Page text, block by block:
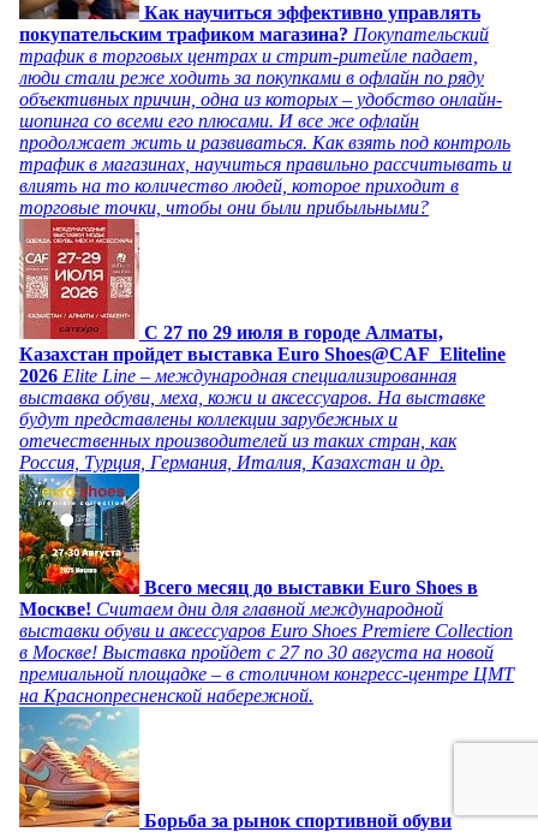
Как научиться эффективно управлять
покупательским трафиком магазина? Покупательский
трафик в торговых центрах и стрит-ритейле падает,
люди стали реже ходить за покупками в офлайн по ряду
объективных причин, одна из которых – удобство онлайн-
шопинга со всеми его плюсами. И все же офлайн
продолжает жить и развиваться. Как взять под контроль
трафик в магазинах, научиться правильно рассчитывать и
влиять на то количество людей, которое приходит в
торговые точки, чтобы они были прибыльными?
C 27 по 29 июля в городе Алматы,
Казахстан пройдет выставка Euro Shoes@CAF_Eliteline
2026 Elite Line – международная специализированная
выставка обуви, меха, кожи и аксессуаров. На выставке
будут представлены коллекции зарубежных и
отечественных производителей из таких стран, как
Россия, Турция, Германия, Италия, Казахстан и др.
Всего месяц до выставки Euro Shoes в
Москве! Считаем дни для главной международной
выставки обуви и аксессуаров Euro Shoes Premiere Collection
в Москве! Выставка пройдет с 27 по 30 августа на новой
премиальной площадке – в столичном конгресс-центре ЦМТ
на Краснопресненской набережной.
Борьба за рынок спортивной обуви